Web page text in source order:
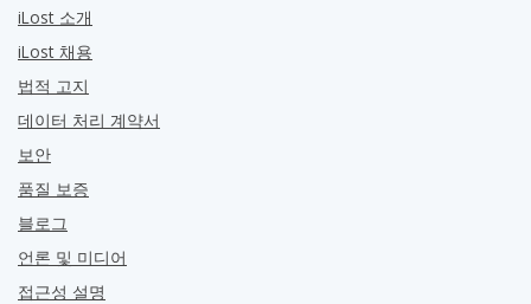
iLost 소개
iLost 채용
법적 고지
데이터 처리 계약서
보안
품질 보증
블로그
언론 및 미디어
접근성 설명